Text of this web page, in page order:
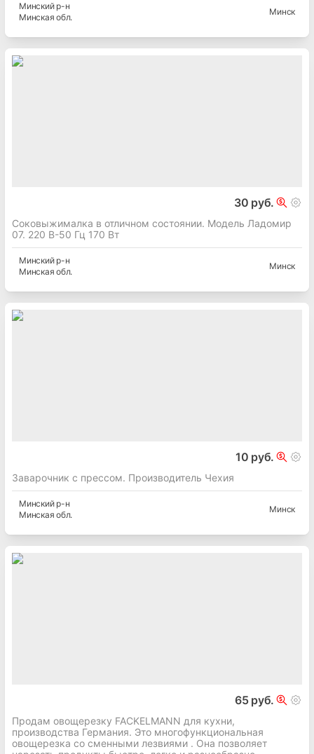
Минскийр-н
Минская обл.
Минск
30 руб.
Соковыжималка в отличном состоянии. Модель Ладомир
07. 220 В-50 Гц 170 Вт
Минскийр-н
Минская обл.
Минск
10 руб.
Заварочник с прессом. Производитель Чехия
Минскийр-н
Минская обл.
Минск
65 руб.
Продам овощерезку FACKELMANN для кухни,
производства Германия. Это многофункциональная
овощерезка со сменными лезвиями . Она позволяет